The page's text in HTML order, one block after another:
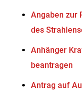
Angaben zur
des
Anhänger
beantragen
Antrag auf